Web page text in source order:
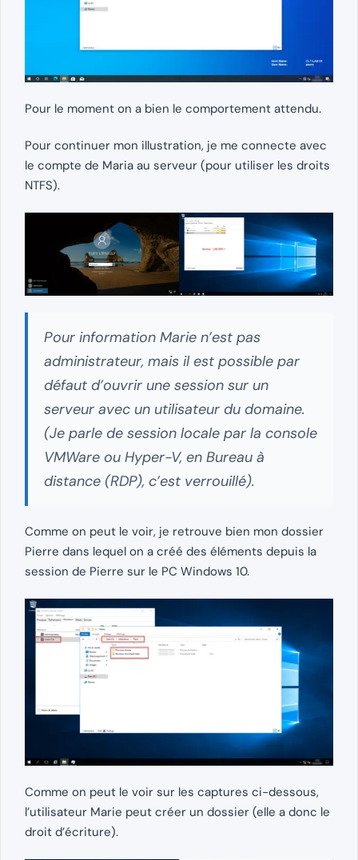
Pour le moment on a bien le comportement attendu.
Pour continuer mon illustration, je me connecte avec
le compte de Maria au serveur (pour utiliser les droits
NTFS).
Pour information Marie n’est pas
administrateur, mais il est possible par
défaut d’ouvrir une session sur un
serveur avec un utilisateur du domaine.
(Je parle de session locale par la console
VMWare ou Hyper-V, en Bureau à
distance (RDP), c’est verrouillé).
Comme on peut le voir, je retrouve bien mon dossier
Pierre dans lequel on a créé des éléments depuis la
session de Pierre sur le PC Windows 10.
Comme on peut le voir sur les captures ci-dessous,
l’utilisateur Marie peut créer un dossier (elle a donc le
droit d’écriture).